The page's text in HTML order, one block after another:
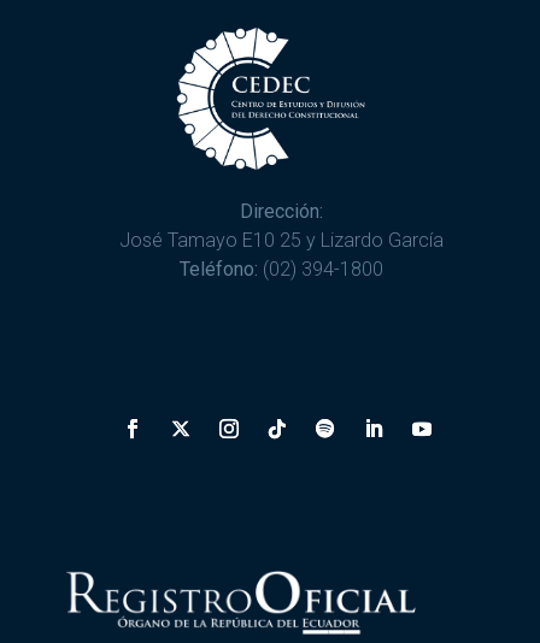
Dirección:
José Tamayo E10 25 y Lizardo García
Teléfono: (02) 394-1800